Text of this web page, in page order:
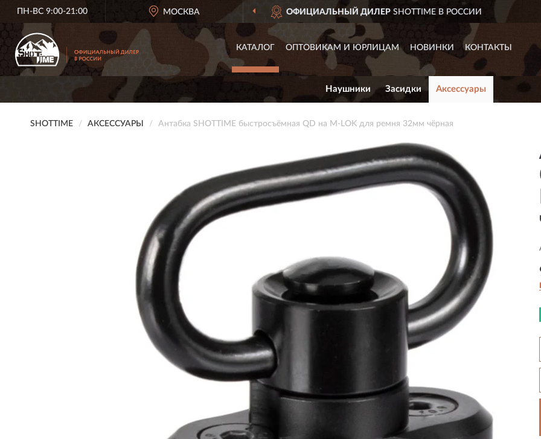
ПН-ВС 9:00-21:00 МОСКВА
ОФИЦИАЛЬНЫЙ ДИЛЕРSHOTTIME В РОССИИ ДОСТАВИМ
КАТАЛОГ ОПТОВИКАМ И ЮРЛИЦАМ НОВИНКИ КОНТАКТЫ
Наушники Засидки Аксессуары
SHOTTIME АКСЕССУАРЫ Антабка SHOTTIME быстросъёмная QD на M-LOK для ремня 32мм чёрная